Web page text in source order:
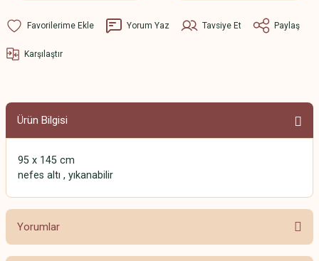
Yorum Yaz Tavsiye Et Paylaş
Karşılaştır
Ürün Bilgisi
95 x 145 cm
nefes altı , yıkanabilir
Yorumlar